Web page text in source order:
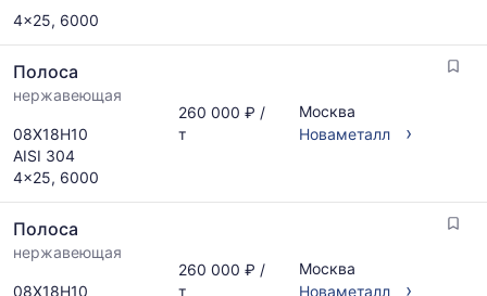
4x25, 6000
Полоса
нержавеющая
08Х18Н10
AISI 304
4x25, 6000
260 000 ₽ /
т
Москва
Новаметалл
›
Полоса
нержавеющая
08Х18Н10
260 000 ₽ /
т
Москва
Новаметалл
›